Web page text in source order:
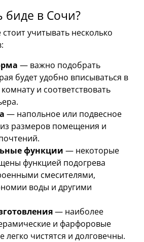
биде в Сочи?
учитывать несколько
— важно подобрать
будет удобно вписываться в
и соответствовать
— напольное или подвесное
размеров помещения и
функции — некоторые
функцией подогрева
смесителями,
воды и другими
— наиболее
и фарфоровые
легко чистятся и долговечны.